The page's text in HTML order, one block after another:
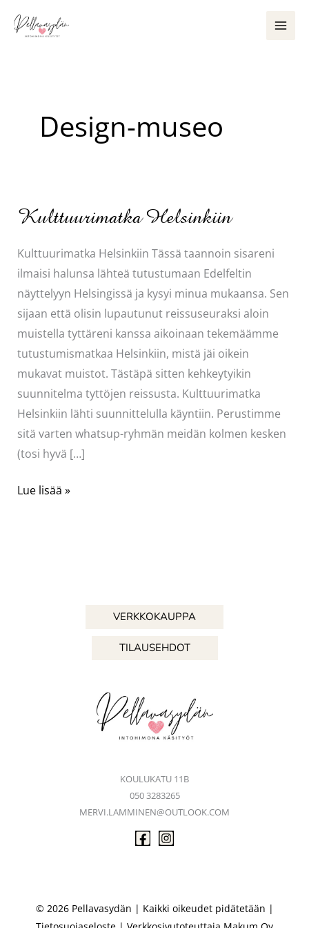
sisältöön
Design-museo
Kulttuurimatka Helsinkiin
Kulttuurimatka Helsinkiin Tässä taannoin sisareni
ilmaisi halunsa lähteä tutustumaan Edelfeltin
näyttelyyn Helsingissä ja kysyi minua mukaansa. Sen
sijaan että olisin lupautunut reissuseuraksi aloin
muistella tyttäreni kanssa aikoinaan tekemäämme
tutustumismatkaa Helsinkiin, mistä jäi oikein
mukavat muistot. Tästäpä sitten kehkeytyikin
suunnitelma tyttöjen reissusta. Kulttuurimatka
Helsinkiin lähti suunnittelulla käyntiin. Perustimme
sitä varten whatsup-ryhmän meidän kolmen kesken
(tosi hyvä […]
Kulttuurimatka
Lue lisää »
VERKKOKAUPPA
TILAUSEHDOT
KOULUKATU 11B
050 3283265
MERVI.LAMMINEN@OUTLOOK.COM
© 2026 Pellavasydän | Kaikki oikeudet pidätetään |